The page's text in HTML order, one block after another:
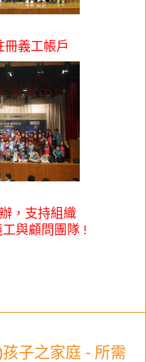
冊義工帳戶
， 支持組織
工與顧問 團隊 !
子之家庭 - 所需